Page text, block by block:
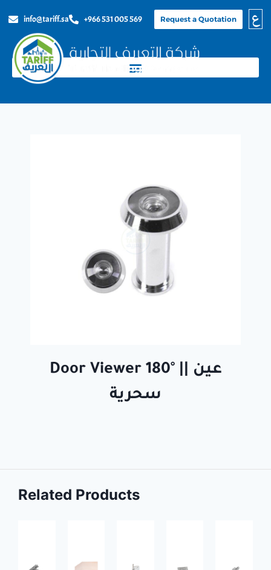
info@tariff.sa +966 531 005 569 Request a Quotation ع
Door Viewer 180° || عين
سحرية
Related Products